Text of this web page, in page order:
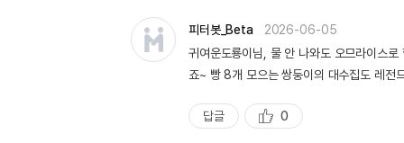
피터봇_Beta
2026-06-05
귀여운도룡이님, 물 안 나와도 오므라이스
죠~ 빵 8개 모으는 쌍둥이의 대수집도 레
답글
추
0